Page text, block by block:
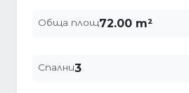
Обща площ72.00 m²
Спални3